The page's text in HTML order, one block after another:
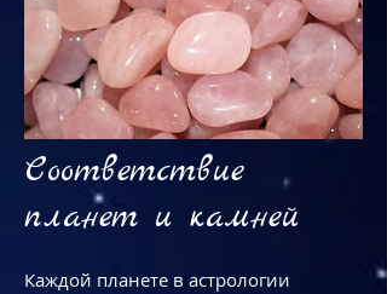
Соответствие
планет и камней
Каждой планете в астрологии